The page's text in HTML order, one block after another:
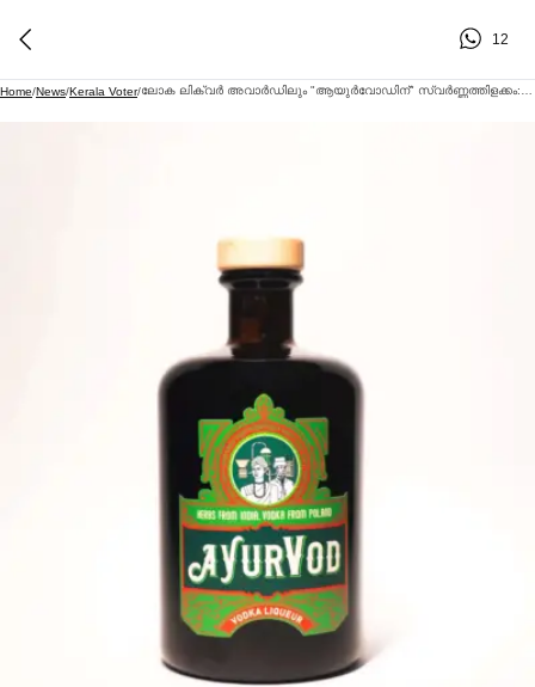
12
Home/News/Kerala Voter/